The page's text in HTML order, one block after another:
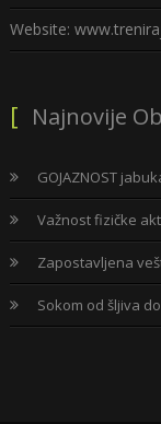
Website:
Najnovije
GOJAZNOST
Važnost fizičke
Zapostavljena
Sokom od šljiva